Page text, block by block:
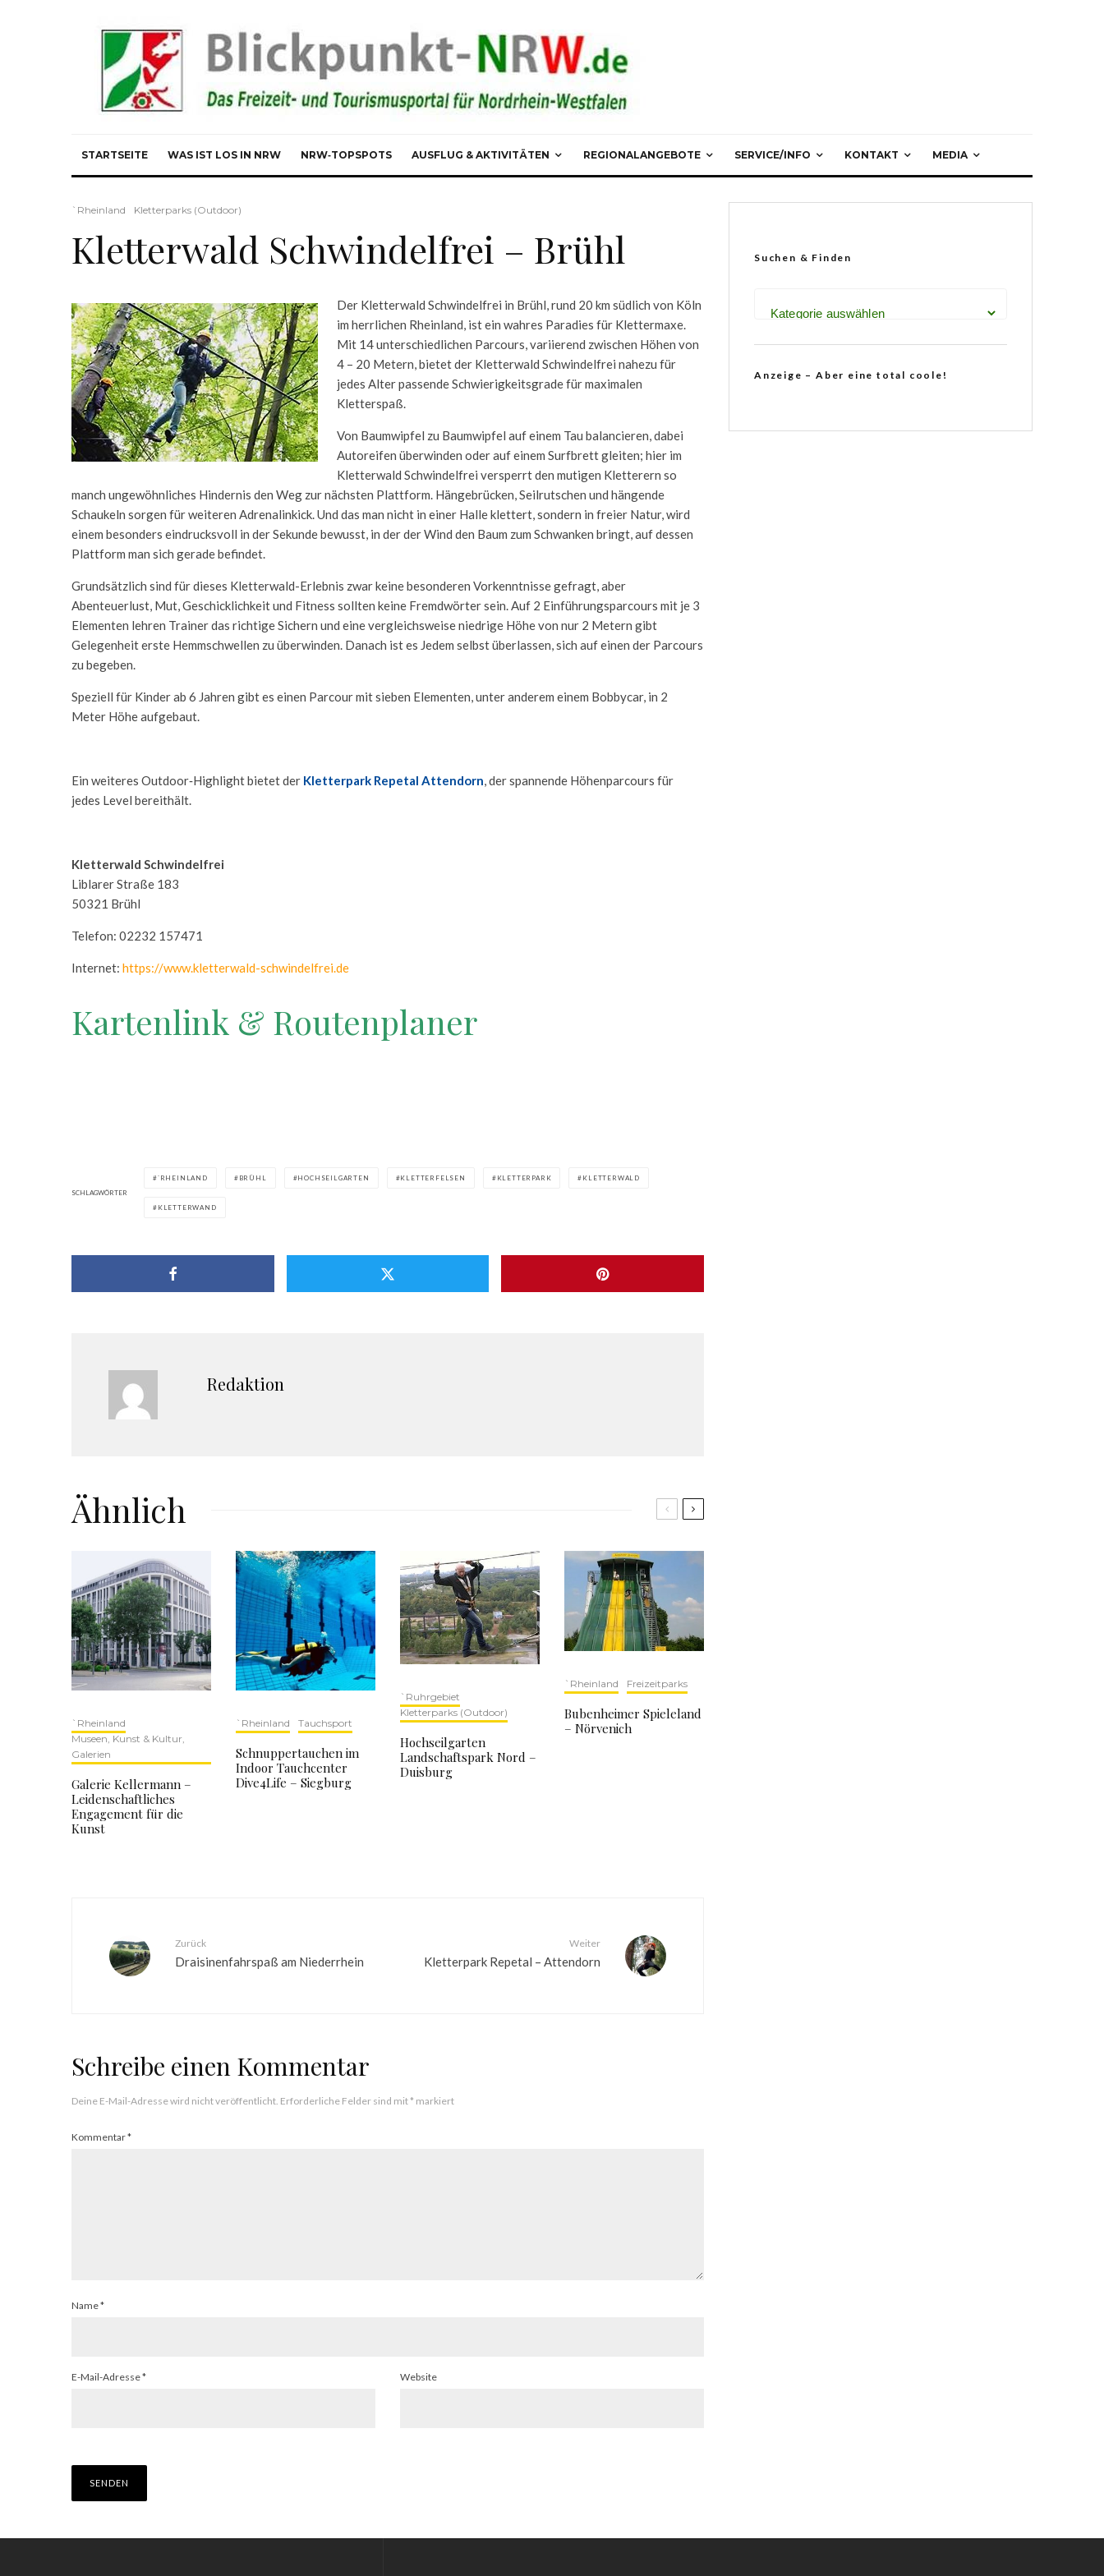
STARTSEITE WAS IST LOS IN NRW NRW‑TOPSPOTS AUSFLUG & AKTIVITÄTEN REGIONALANGEBOTE SERVICE/INFO KONTAKT MEDIA
`Rheinland Kletterparks (Outdoor)
Kletterwald Schwindelfrei – Brühl
Der Kletterwald Schwindelfrei in Brühl, rund 20 km südlich von Köln
im herrlichen Rheinland, ist ein wahres Paradies für Klettermaxe.
Mit 14 unterschiedlichen Parcours, variierend zwischen Höhen von
4 – 20 Metern, bietet der Kletterwald Schwindelfrei nahezu für
jedes Alter passende Schwierigkeitsgrade für maximalen
Kletterspaß.
Von Baumwipfel zu Baumwipfel auf einem Tau balancieren, dabei
Autoreifen überwinden oder auf einem Surfbrett gleiten; hier im
Kletterwald Schwindelfrei versperrt den mutigen Kletterern so
manch ungewöhnliches Hindernis den Weg zur nächsten Plattform. Hängebrücken, Seilrutschen und hängende
Schaukeln sorgen für weiteren Adrenalinkick. Und das man nicht in einer Halle klettert, sondern in freier Natur, wird
einem besonders eindrucksvoll in der Sekunde bewusst, in der der Wind den Baum zum Schwanken bringt, auf dessen
Plattform man sich gerade befindet.
Grundsätzlich sind für dieses Kletterwald-Erlebnis zwar keine besonderen Vorkenntnisse gefragt, aber
Abenteuerlust, Mut, Geschicklichkeit und Fitness sollten keine Fremdwörter sein. Auf 2 Einführungsparcours mit je 3
Elementen lehren Trainer das richtige Sichern und eine vergleichsweise niedrige Höhe von nur 2 Metern gibt
Gelegenheit erste Hemmschwellen zu überwinden. Danach ist es Jedem selbst überlassen, sich auf einen der Parcours
zu begeben.
Speziell für Kinder ab 6 Jahren gibt es einen Parcour mit sieben Elementen, unter anderem einem Bobbycar, in 2
Meter Höhe aufgebaut.
Ein weiteres Outdoor‑Highlight bietet der Kletterpark Repetal Attendorn, der spannende Höhenparcours für
jedes Level bereithält.
Kletterwald Schwindelfrei
Liblarer Straße 183
50321 Brühl
Telefon: 02232 157471
Internet: https://www.kletterwald-schwindelfrei.de
Kartenlink & Routenplaner
SCHLAGWÖRTER
`RHEINLAND BRÜHL HOCHSEILGARTEN KLETTERFELSEN KLETTERPARK KLETTERWALD
KLETTERWAND
Redaktion
Ähnlich
`Rheinland
Museen, Kunst & Kultur,
Galerien
Galerie Kellermann –
Leidenschaftliches
Engagement für die
Kunst
`Rheinland Tauchsport
Schnuppertauchen im
Indoor Tauchcenter
Dive4Life – Siegburg
`Ruhrgebiet
Kletterparks (Outdoor)
Hochseilgarten
Landschaftspark Nord –
Duisburg
`Rheinland Freizeitparks
Bubenheimer Spieleland
– Nörvenich
Zurück
Draisinenfahrspaß am Niederrhein
Weiter
Kletterpark Repetal – Attendorn
Schreibe einen Kommentar
Deine E-Mail-Adresse wird nicht veröffentlicht. Erforderliche Felder sind mit* markiert
Kommentar*
Name*
E-Mail-Adresse* Website
Suchen & Finden
Anzeige – Aber eine total coole!